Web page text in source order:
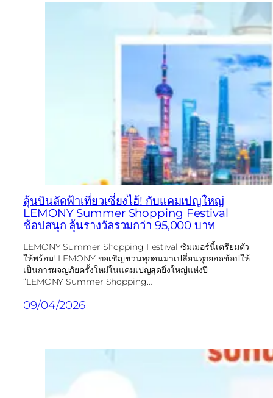
ลุ้นบินลัดฟ้าเที่ยวเซี่ยงไฮ้! กับแคมเปญใหญ่
LEMONY Summer Shopping Festival
ช้อปสนุก ลุ้นรางวัลรวมกว่า 95,000 บาท
LEMONY Summer Shopping Festival ซัมเมอร์นี้เตรียมตัว
ให้พร้อม! LEMONY ขอเชิญชวนทุกคนมาเปลี่ยนทุกยอดช้อปให้
เป็นการผจญภัยครั้งใหม่ในแคมเปญสุดยิ่งใหญ่แห่งปี
“LEMONY Summer Shopping…
09/04/2026